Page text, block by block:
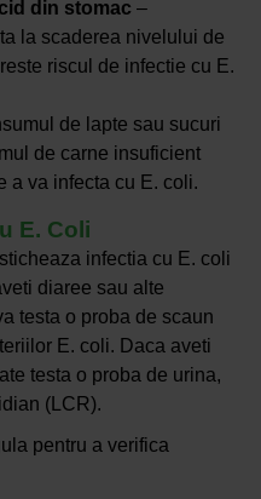
din stomac –
la scaderea nivelului de
riscul de infectie cu E.
de lapte sau sucuri
de carne insuficient
a va infecta cu E. coli.
E. Coli
infectia cu E. coli
diaree sau alte
testa o proba de scaun
E. coli. Daca aveti
testa o proba de urina,
(LCR).
pentru a verifica